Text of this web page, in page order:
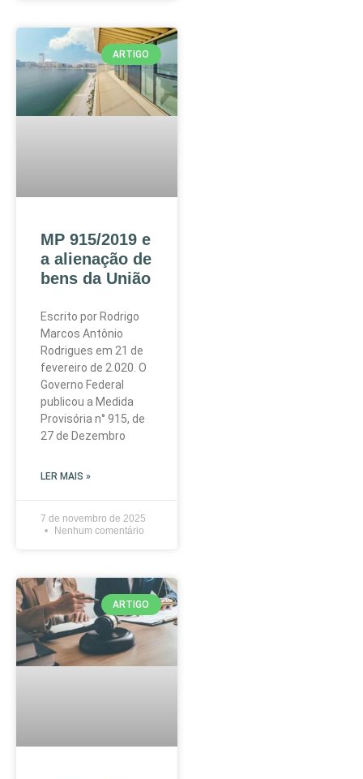
ARTIGO
MP 915/2019 e
a alienação de
bens da União
Escrito por Rodrigo
Marcos Antônio
Rodrigues em 21 de
fevereiro de 2.020. O
Governo Federal
publicou a Medida
Provisória n° 915, de
27 de Dezembro
LER MAIS »
7 de novembro de 2025
Nenhum comentário
ARTIGO